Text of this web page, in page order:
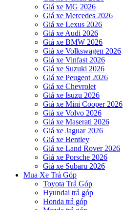
Giá xe MG 2026
Giá xe Mercedes 2026
Giá xe Lexus 2026
Giá xe Audi 2026
Giá xe BMW 2026
Giá xe Volkswagen 2026
Giá xe Vinfast 2026
Giá xe Suzuki 2026
Giá xe Peugeot 2026
Giá xe Chevrolet
Giá xe Isuzu 2026
Giá xe Mini Cooper 2026
Giá xe Volvo 2026
Giá xe Maserati 2026
Giá xe Jaguar 2026
Giá xe Bentley
Giá xe Land Rover 2026
Giá xe Porsche 2026
Giá xe Subaru 2026
Mua Xe Trả Góp
Toyota Trả Góp
Hyundai trả góp
Honda trả góp